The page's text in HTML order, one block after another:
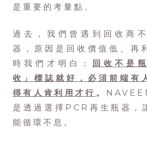
是重要的考量點。
過去，我們曾遇到回收商
器，原因是回收價值低、再
時我們才明白：
回收不是
收」標誌就好，必須前端有
得有人肯利用才行 。
是透過選擇PCR再生瓶器，
能循環不息。